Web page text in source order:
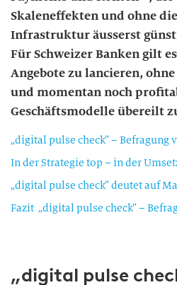
Skaleneffekten und ohne
Infrastruktur äusserst
Für Schweizer Banken gilt
Angebote zu lancieren,
und momentan noch
Geschäftsmodelle übereilt
In der Strategie top – in der
Fazit „digital pulse check“ –
„digital pulse